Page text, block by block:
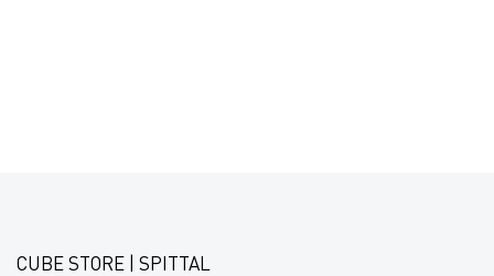
insbesondere an Rahmen, Gabel, Lenker/Vorbaueinheit, Antriebseinheit
CUBE STORE | SPITTAL